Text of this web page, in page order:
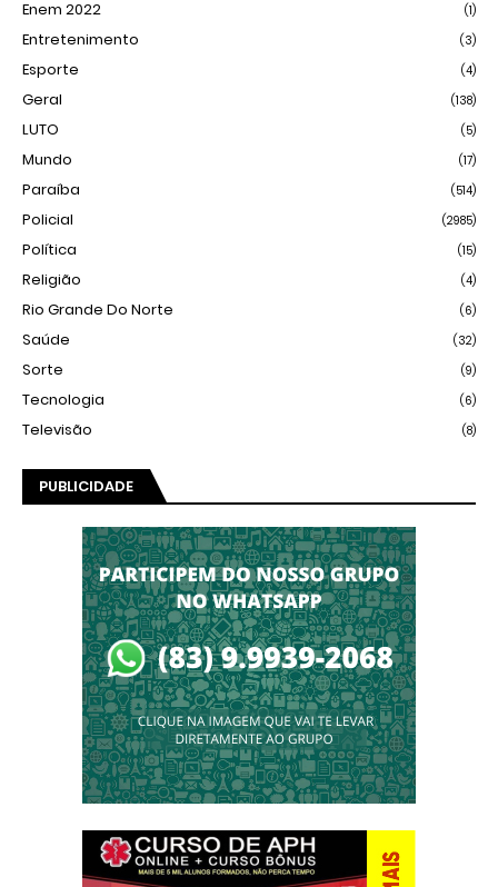
Enem 2022 (1)
Entretenimento (3)
Esporte (4)
Geral (138)
LUTO (5)
Mundo (17)
Paraíba (514)
Policial (2985)
Política (15)
Religião (4)
Rio Grande Do Norte (6)
Saúde (32)
Sorte (9)
Tecnologia (6)
Televisão (8)
PUBLICIDADE